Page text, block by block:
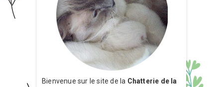
Bienvenue sur le site de la Chatterie de la